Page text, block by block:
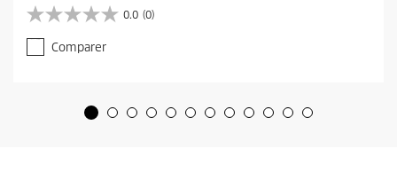
r
e
n
0.0 (0)
0
.
0
Comparer